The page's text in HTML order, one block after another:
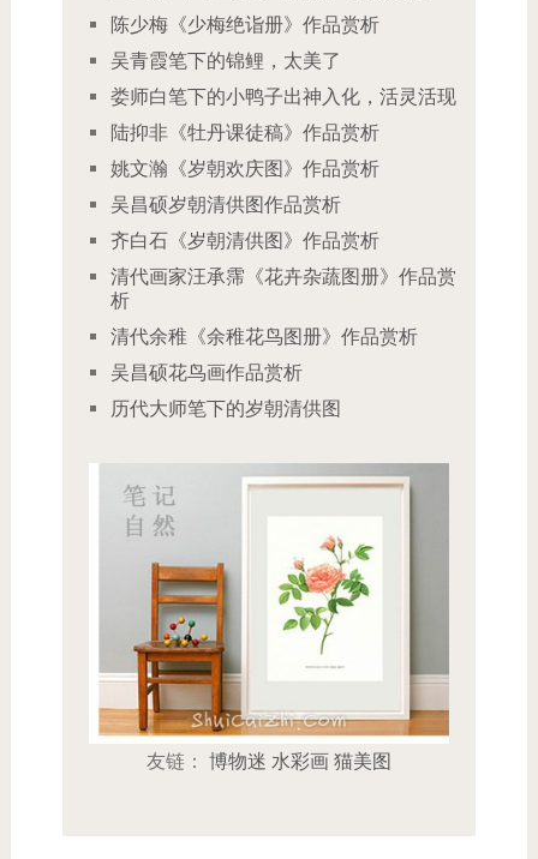
陈少梅《少梅绝诣册》作品赏析
吴青霞笔下的锦鲤，太美了
娄师白笔下的小鸭子出神入化，活灵活现
陆抑非《牡丹课徒稿》作品赏析
姚文瀚《岁朝欢庆图》作品赏析
吴昌硕岁朝清供图作品赏析
齐白石《岁朝清供图》作品赏析
清代画家汪承霈《花卉杂蔬图册》作品赏
析
清代余稚《余稚花鸟图册》作品赏析
吴昌硕花鸟画作品赏析
历代大师笔下的岁朝清供图
友链： 博物迷 水彩画 猫美图